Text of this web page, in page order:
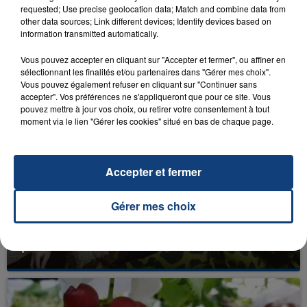
PEUT-ON SABRER DU CHAMPAGNE AVEC
UN TÉLÉPHONE?
7 juillet 2016
!
requested; Use precise geolocation data; Match and combine data from
other data sources; Link different devices; Identify devices based on
information transmitted automatically.
Vous pouvez accepter en cliquant sur "Accepter et fermer", ou affiner en
sélectionnant les finalités et/ou partenaires dans "Gérer mes choix".
Vous pouvez également refuser en cliquant sur "Continuer sans
accepter". Vos préférences ne s'appliqueront que pour ce site. Vous
pouvez mettre à jour vos choix, ou retirer votre consentement à tout
moment via le lien "Gérer les cookies" situé en bas de chaque page.
Gérer mes choix
Accepter et fermer